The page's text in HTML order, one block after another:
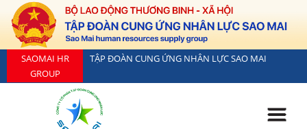
SAOMAI HR
GROUP
TẬP ĐOÀN CUNG ỨNG NHÂN LỰC SAO MAI